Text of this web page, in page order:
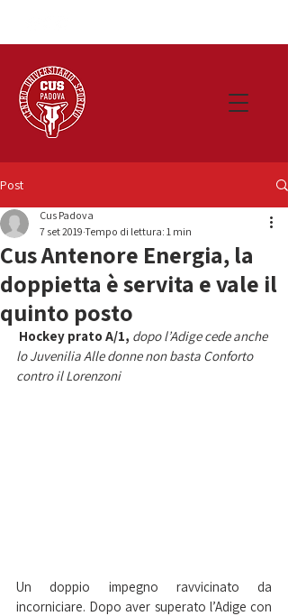
Post
Cus Antenore Energia, la
doppietta è servita e vale il
quinto posto
Cus Padova
7 set 2019 Tempo di lettura: 1 min
Hockey prato A/1, dopo l’Adige cede anche
lo Juvenilia Alle donne non basta Conforto
contro il Lorenzoni
Un doppio impegno ravvicinato da
incorniciare. Dopo aver superato l’Adige con